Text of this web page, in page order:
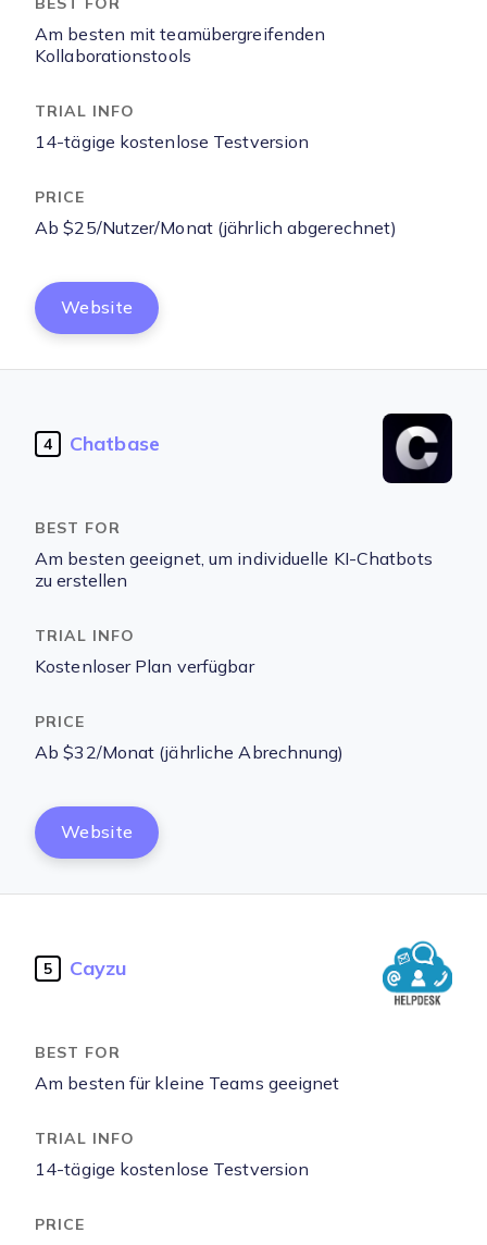
Am besten mit teamübergreifenden
Kollaborationstools
14-tägige kostenlose Testversion
Ab $25/Nutzer/Monat (jährlich abgerechnet)
Website
4 Chatbase
Am besten geeignet, um individuelle KI-Chatbots
zu erstellen
Kostenloser Plan verfügbar
Ab $32/Monat (jährliche Abrechnung)
Website
5 Cayzu
Am besten für kleine Teams geeignet
14-tägige kostenlose Testversion